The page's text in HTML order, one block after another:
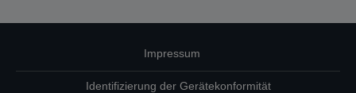
Impressum
Identifizierung der Gerätekonformität